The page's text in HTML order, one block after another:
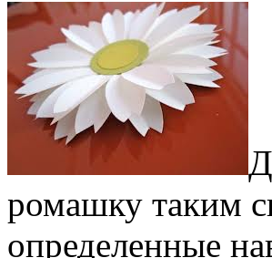
ромашку таким
определенные